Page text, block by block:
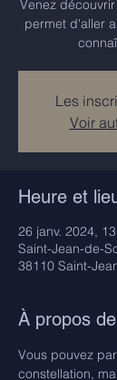
Venez
permet d'aller
Les
Voir
Heure et
26 janv. 2024,
Saint-Jean-de-
38110 Saint-
À propos
Vous pouvez
constellation,